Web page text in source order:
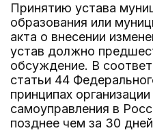
Принятию устава
образования или
акта о внесении
устав должно
обсуждение. В
статьи 44
принципах
самоуправления в
позднее чем за 30